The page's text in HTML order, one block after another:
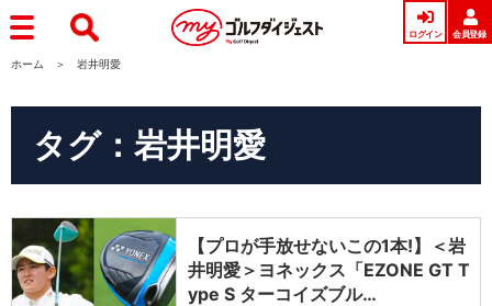
ログイン 会員登録
ホーム 岩井明愛
タグ：岩井明愛
【プロが手放せないこの1本!】＜岩
井明愛＞ヨネックス「EZONE GT T
ype S ターコイズブル…